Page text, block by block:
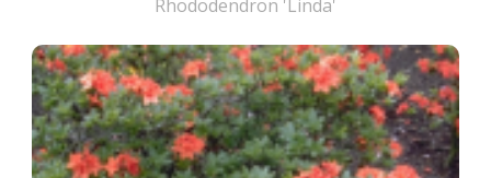
Rhododendron 'Linda'